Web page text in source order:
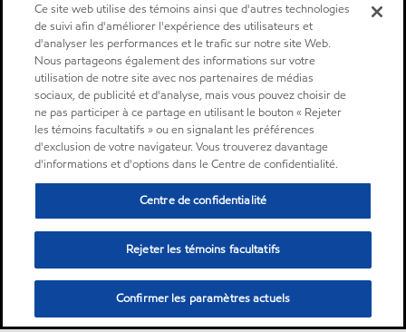
Ce site web utilise des témoins ainsi que d'autres technologies
de suivi afin d'améliorer l'expérience des utilisateurs et
d'analyser les performances et le trafic sur notre site Web.
Nous partageons également des informations sur votre
utilisation de notre site avec nos partenaires de médias
sociaux, de publicité et d'analyse, mais vous pouvez choisir de
ne pas participer à ce partage en utilisant le bouton « Rejeter
les témoins facultatifs » ou en signalant les préférences
d'exclusion de votre navigateur. Vous trouverez davantage
d'informations et d'options dans le Centre de confidentialité.
Centre de confidentialité
Rejeter les témoins facultatifs
Confirmer les paramètres actuels